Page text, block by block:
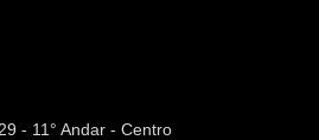
- 11° Andar - Centro